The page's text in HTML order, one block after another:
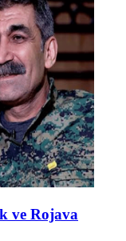
ve Rojava